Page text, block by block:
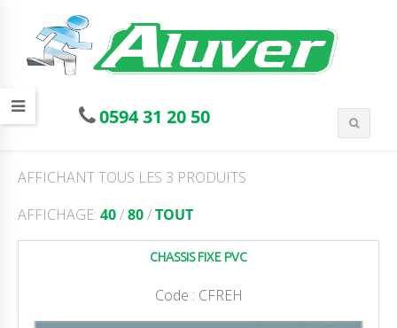
0594 31 20 50
AFFICHANT TOUS LES 3 PRODUITS
AFFICHAGE: 40/80/TOUT
CHASSIS FIXE PVC
Code : CFREH